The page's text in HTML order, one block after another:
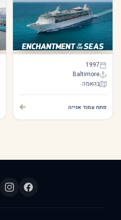
Enchantment of the Seas
1997
Baltimore
בהאמה
פתח עמוד אנייה ←